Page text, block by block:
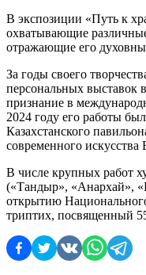
В экспозиции «Путь к
охватывающие
отражающие его
За годы своего
персональных выставок
признание в
2024 году его работы
Казахстанского
современного
В числе крупных работ
(«Тандыр», «Анархай»,
открытию
триптих, посвященный